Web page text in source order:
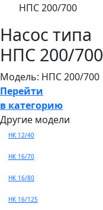
НПС 200/700
Насос типа
НПС 200/700
Модель: НПС 200/700
Перейти
в категорию
Другие модели
НК 12/40
НК 16/70
НК 16/80
НК 16/125